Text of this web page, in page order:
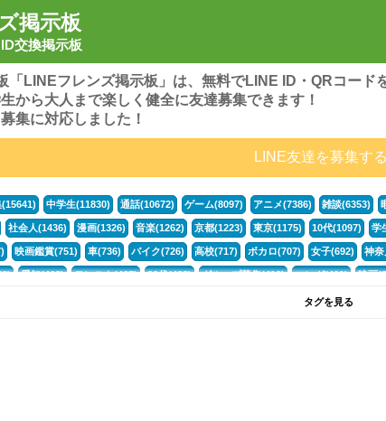
掲示板
交換掲示板
「LINEフレンズ掲示板」は、無料でLINE ID・QRコー
から大人まで楽しく健全に友達募集できます！
集に対応しました！
LINE友達を募集する
中学生(11830) 通話(10672) ゲーム(8097) アニメ(7386) 雑談(6353)
社会人(1436) 漫画(1326) 音楽(1262) 京都(1223) 東京(1175) 10代(1097) 学
映画鑑賞(751) 車(736) バイク(726) 高校(717) ボカロ(707) 女子(692) 神奈
愛知(468) モンスト(465) 30代(433) グループ募集(412) マンガ(401) 映画
フォートナイト(320)
タグを見る